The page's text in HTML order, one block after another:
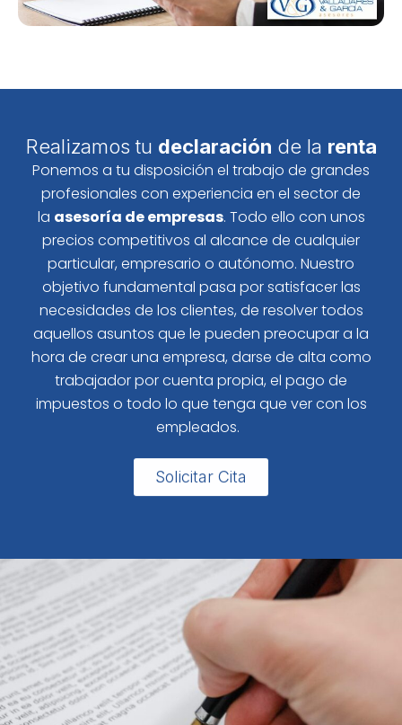
Realizamos tu declaración de la renta
Ponemos a tu disposición el trabajo de grandes
profesionales con experiencia en el sector de
la asesoría de empresas. Todo ello con unos
precios competitivos al alcance de cualquier
particular, empresario o autónomo. Nuestro
objetivo fundamental pasa por satisfacer las
necesidades de los clientes, de resolver todos
aquellos asuntos que le pueden preocupar a la
hora de crear una empresa, darse de alta como
trabajador por cuenta propia, el pago de
impuestos o todo lo que tenga que ver con los
empleados.
Solicitar Cita